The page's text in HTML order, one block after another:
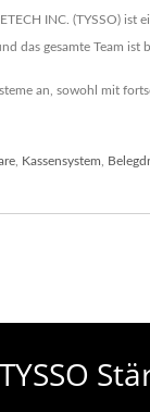
INC. (TYSSO)
das gesamte Team
an, sowohl mit
Kassensystem